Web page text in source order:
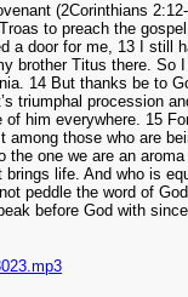
(2Corinthians
to preach the
a door for me, 13 I still
brother Titus there. So
14 But thanks be to
triumphal procession
of him everywhere. 15
among those who are
the one we are an
brings life. And who is
peddle the word of
before God with